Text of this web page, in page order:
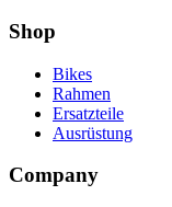
Shop
Bikes
Rahmen
Ersatzteile
Ausrüstung
Company